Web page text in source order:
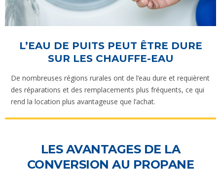
L’EAU DE PUITS PEUT ÊTRE DURE
SUR LES CHAUFFE-EAU
De nombreuses régions rurales ont de l’eau dure et requièrent
des réparations et des remplacements plus fréquents, ce qui
rend la location plus avantageuse que l’achat.
LES AVANTAGES DE LA
CONVERSION AU PROPANE